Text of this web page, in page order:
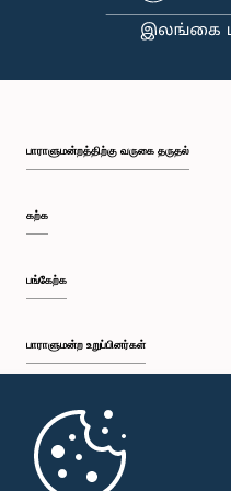
பாராளுமன்றத்திற்கு வருகை தருதல்
கற்க
பங்கேற்க
பாராளுமன்ற உறுப்பினர்கள்
முதற்பக்கம்